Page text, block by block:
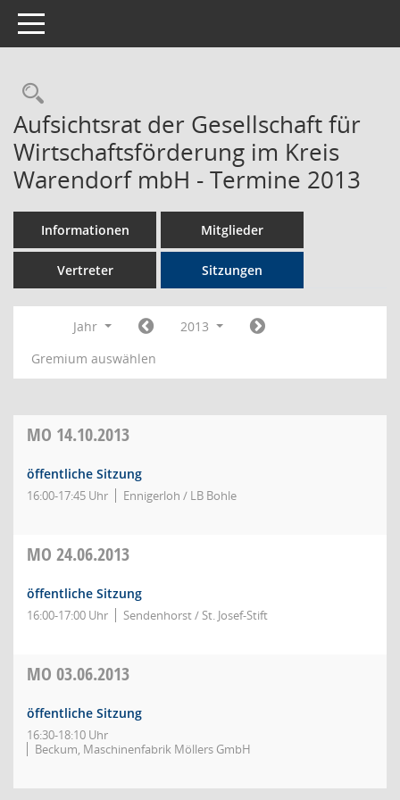
Toggle navigation
Rechercheauswahl
Aufsichtsrat der Gesellschaft für
Wirtschaftsförderung im Kreis
Warendorf mbH - Termine 2013
Informationen Mitglieder
Vertreter Sitzungen
Jahr
2013
Gremium auswählen
MO 14.10.2013
öffentliche Sitzung
16:00-17:45 Uhr Ennigerloh / LB Bohle
MO 24.06.2013
öffentliche Sitzung
16:00-17:00 Uhr Sendenhorst / St. Josef-Stift
MO 03.06.2013
öffentliche Sitzung
16:30-18:10 Uhr
Beckum, Maschinenfabrik Möllers GmbH